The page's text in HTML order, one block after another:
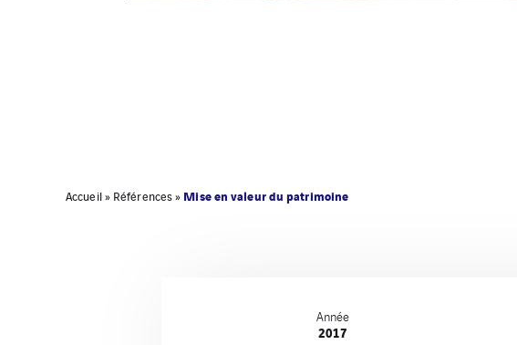
Accueil» Références» Mise en valeur du patrimoine
Année
2017